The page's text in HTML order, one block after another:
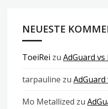
NEUESTE
ToeiRei zu AdGuard
tarpauline zu
Mo Metallized zu